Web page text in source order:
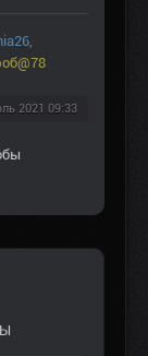
,
2021 09:33